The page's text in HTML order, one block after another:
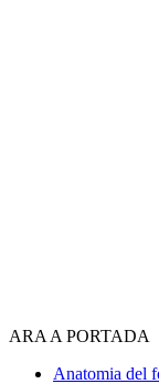
ARA A PORTADA
Anatomia del